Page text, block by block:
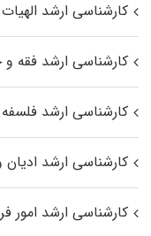
کارشناسی ارشد
کارشناسی ارشد فقه
کارشناسی ارشد
کارشناسی ارشد
کارشناسی ارشد امور